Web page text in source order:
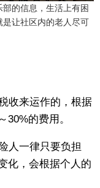
的信息，生活上有困
让社区内的老人尽可
收来运作的，根据
30%的费用。
人一律只要负担
化，会根据个人的